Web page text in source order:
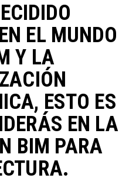
EL MUNDO
Y LA
ESTO ES
EN LA
BIM PARA